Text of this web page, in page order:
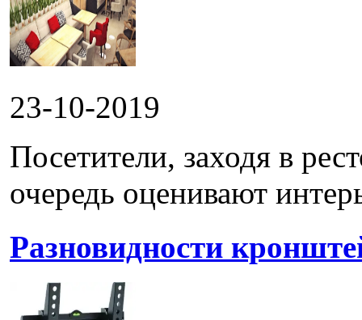
23-10-2019
Посетители, заходя в
очередь оценивают
Разновидности